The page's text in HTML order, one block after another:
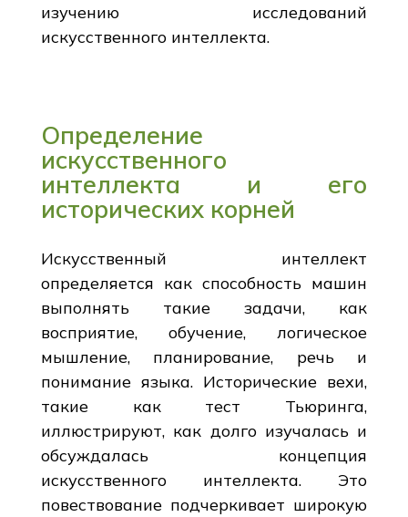
изучению исследований
искусственного интеллекта.
Определение
искусственного
интеллекта и его
исторических корней
Искусственный интеллект
определяется как способность машин
выполнять такие задачи, как
восприятие, обучение, логическое
мышление, планирование, речь и
понимание языка. Исторические вехи,
такие как тест Тьюринга,
иллюстрируют, как долго изучалась и
обсуждалась концепция
искусственного интеллекта. Это
повествование подчеркивает широкую